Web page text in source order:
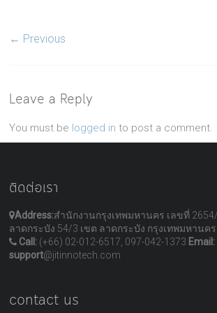
← Previous
Leave a Reply
You must be logged in to post a comment.
ติดต่อเรา
Address:สำนักงานกรุงเทพมหานคร เลขที่
ลาดกระบัง 54/3 เขต ลาดกระบัง กรุงเทพมหานค
Call: (+66) 02-012-6517, 097-042-1373 Email:
support@jitinnotech.com
contact us